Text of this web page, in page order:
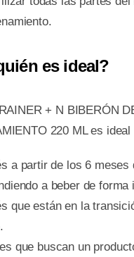
es ideal?
+ N BIBERÓN
220 ML es ideal
a partir de los 6 meses
a beber de forma
que están en la
que buscan un